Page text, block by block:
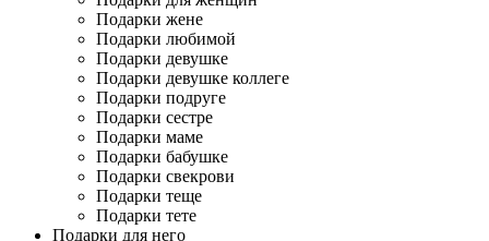
Подарки жене
Подарки любимой
Подарки девушке
Подарки девушке коллеге
Подарки подруге
Подарки сестре
Подарки маме
Подарки бабушке
Подарки свекрови
Подарки теще
Подарки тете
Подарки для него